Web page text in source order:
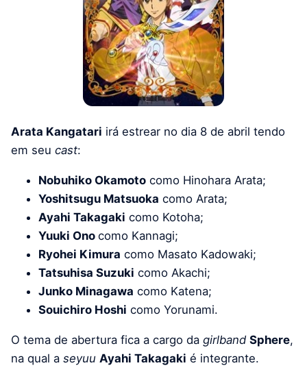
Arata Kangatari irá estrear no dia 8 de abril tendo
em seu cast:
Nobuhiko Okamoto como Hinohara Arata;
Yoshitsugu Matsuoka como Arata;
Ayahi Takagaki como Kotoha;
Yuuki Ono como Kannagi;
Ryohei Kimura como Masato Kadowaki;
Tatsuhisa Suzuki como Akachi;
Junko Minagawa como Katena;
Souichiro Hoshi como Yorunami.
O tema de abertura fica a cargo da girlband Sphere,
na qual a seyuu Ayahi Takagaki é integrante.